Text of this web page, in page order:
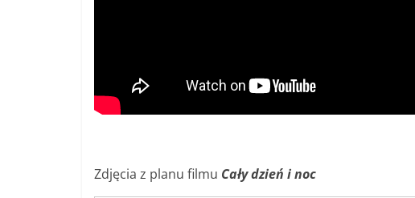
Zdjęcia z planu filmu Cały dzień i noc